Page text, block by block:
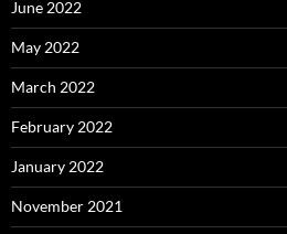
June 2022
May 2022
March 2022
February 2022
January 2022
November 2021